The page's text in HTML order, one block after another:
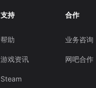
支持
帮助
游戏资讯
Steam
合作
业务咨询
网吧合作